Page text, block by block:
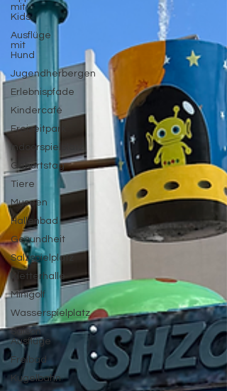
mit
Kids
Ausflüge
mit
Hund
Jugendherbergen
Erlebnispfade
Kindercafé
Freizeitpark
Indoorspielplatz
Geburtstag
Tiere
Museen
Hallenbad
Gesundheit
Salzspielplatz
Kletterhalle
Minigolf
Wasserspielplatz
Saison
Ausflüge
Freibad
Kugelbahn